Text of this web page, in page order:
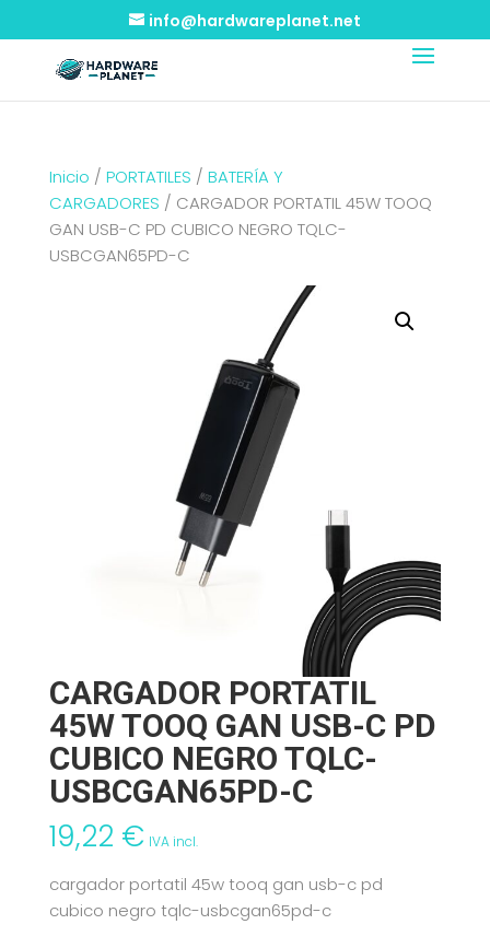
info@hardwareplanet.net
Inicio / PORTATILES / BATERÍA Y
CARGADORES / CARGADOR PORTATIL 45W TOOQ
GAN USB-C PD CUBICO NEGRO TQLC-
USBCGAN65PD-C
CARGADOR PORTATIL
45W TOOQ GAN USB-C PD
CUBICO NEGRO TQLC-
USBCGAN65PD-C
19,22 € IVA incl.
cargador portatil 45w tooq gan usb-c pd
cubico negro tqlc-usbcgan65pd-c